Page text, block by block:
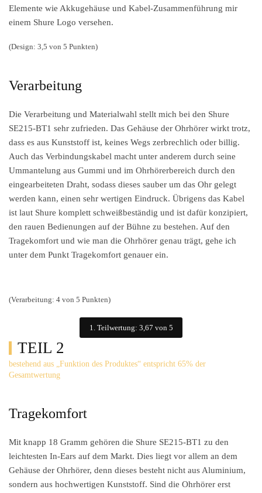
Elemente wie Akkugehäuse und Kabel-Zusammenführung mir
einem Shure Logo versehen.
(Design: 3,5 von 5 Punkten)
Verarbeitung
Die Verarbeitung und Materialwahl stellt mich bei den Shure
SE215-BT1 sehr zufrieden. Das Gehäuse der Ohrhörer wirkt trotz,
dass es aus Kunststoff ist, keines Wegs zerbrechlich oder billig.
Auch das Verbindungskabel macht unter anderem durch seine
Ummantelung aus Gummi und im Ohrhörerbereich durch den
eingearbeiteten Draht, sodass dieses sauber um das Ohr gelegt
werden kann, einen sehr wertigen Eindruck. Übrigens das Kabel
ist laut Shure komplett schweißbeständig und ist dafür konzipiert,
den rauen Bedienungen auf der Bühne zu bestehen. Auf den
Tragekomfort und wie man die Ohrhörer genau trägt, gehe ich
unter dem Punkt Tragekomfort genauer ein.
(Verarbeitung: 4 von 5 Punkten)
1. Teilwertung: 3,67 von 5
TEIL 2
bestehend aus „Funktion des Produktes“ entspricht 65% der
Gesamtwertung
Tragekomfort
Mit knapp 18 Gramm gehören die Shure SE215-BT1 zu den
leichtesten In-Ears auf dem Markt. Dies liegt vor allem an dem
Gehäuse der Ohrhörer, denn dieses besteht nicht aus Aluminium,
sondern aus hochwertigen Kunststoff. Sind die Ohrhörer erst